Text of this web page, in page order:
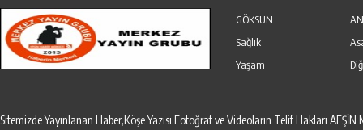
GÖKSUN
Sağlık
Yaşam
Sitemizde Yayınlanan Haber,Köşe Yazısı,Fotoğraf ve Videoların Telif Hakları